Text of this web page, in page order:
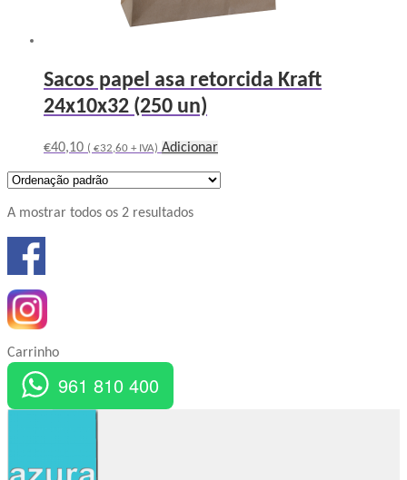
Sacos papel asa retorcida Kraft
24x10x32 (250 un)
€40,10 ( €32,60 + IVA) Adicionar
A mostrar todos os 2 resultados
Carrinho
961 810 400